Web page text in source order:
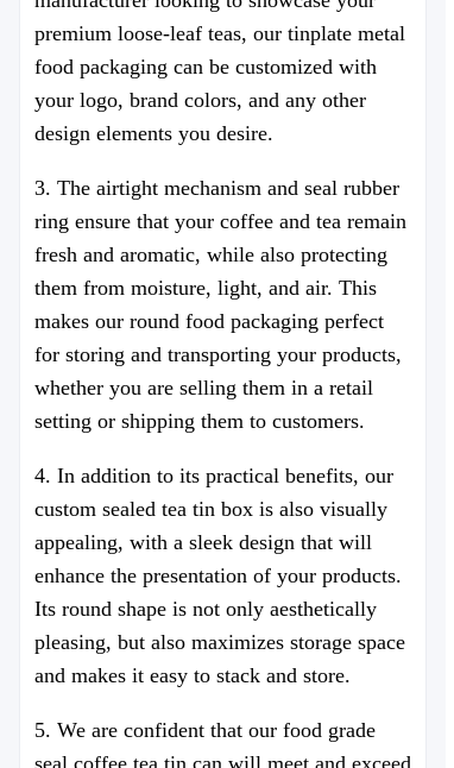
premium loose-leaf teas, our tinplate metal
food packaging can be customized with
your logo, brand colors, and any other
design elements you desire.
3. The airtight mechanism and seal rubber
ring ensure that your coffee and tea remain
fresh and aromatic, while also protecting
them from moisture, light, and air. This
makes our round food packaging perfect
for storing and transporting your products,
whether you are selling them in a retail
setting or shipping them to customers.
4. In addition to its practical benefits, our
custom sealed tea tin box is also visually
appealing, with a sleek design that will
enhance the presentation of your products.
Its round shape is not only aesthetically
pleasing, but also maximizes storage space
and makes it easy to stack and store.
5. We are confident that our food grade
seal coffee tea tin can will meet and exceed